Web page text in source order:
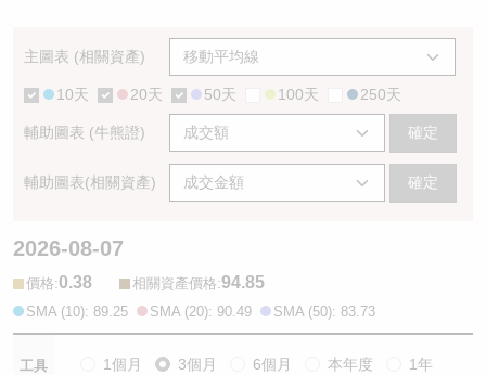
主圖表 (相關資產)
10天 20天 50天 100天 250天
輔助圖表 (牛熊證) 確定
輔助圖表(相關資產) 確定
2026-08-07
價格:0.38 相關資產價格:94.85
SMA (10): 89.25 SMA (20): 90.49 SMA (50): 83.73
工具 1個月 3個月 6個月 本年度 1年